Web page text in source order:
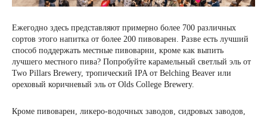
Ежегодно здесь представляют примерно более 700 различных
сортов этого напитка от более 200 пивоварен. Разве есть лучший
способ поддержать местные пивоварни, кроме как выпить
лучшего местного пива? Попробуйте карамельный светлый эль от
Two Pillars Brewery, тропический IPA от Belching Beaver или
ореховый коричневый эль от Olds College Brewery.
Кроме пивоварен, ликеро-водочных заводов, сидровых заводов,